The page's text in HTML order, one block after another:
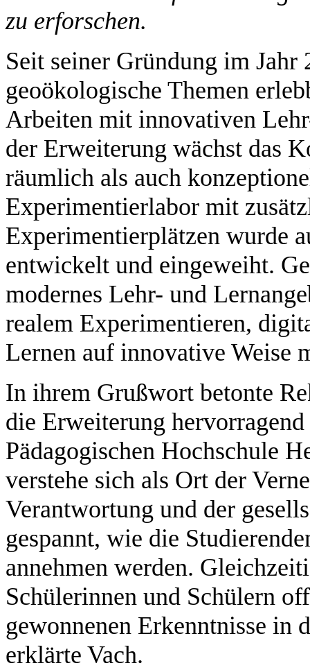
zu erforschen.
Seit seiner Gründung im
geoökologische Themen
Arbeiten mit innovativen
der Erweiterung wächst das
räumlich als auch
Experimentierlabor mit
Experimentierplätzen wurde
entwickelt und eingeweiht.
modernes Lehr- und
realem Experimentieren,
Lernen auf innovative Weise
In ihrem Grußwort betonte
die Erweiterung
Pädagogischen Hochschule
verstehe sich als Ort der
Verantwortung und der
gespannt, wie die
annehmen werden.
Schülerinnen und Schülern
gewonnenen Erkenntnisse in
erklärte Vach.